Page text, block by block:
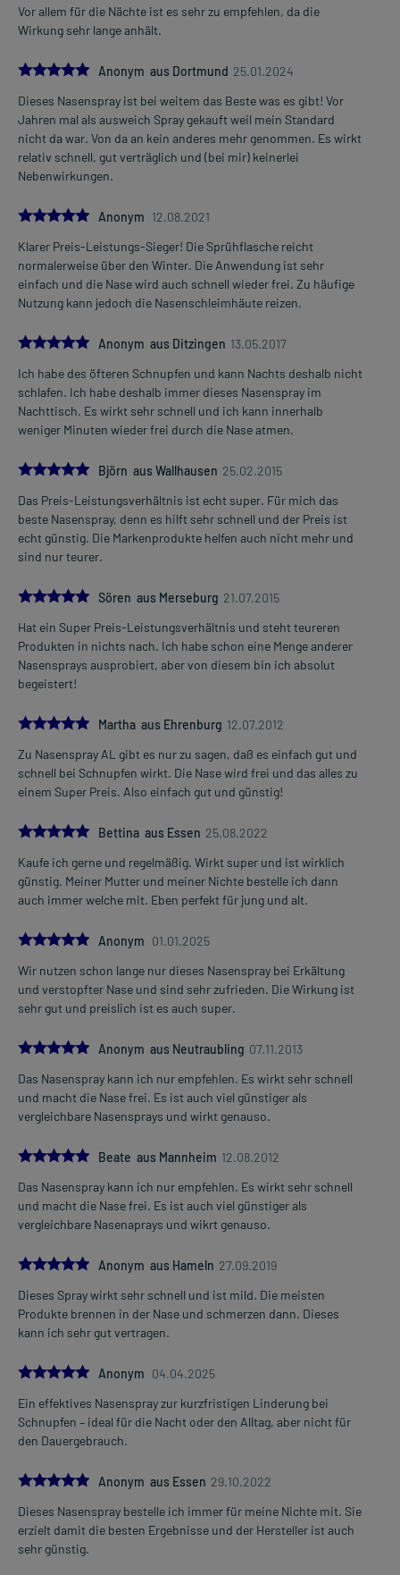
Vor allem für die Nächte ist es sehr zu empfehlen, da die
Wirkung sehr lange anhält.
5.0Anonym aus Dortmund 25.01.2024
Dieses Nasenspray ist bei weitem das Beste was es gibt! Vor
Jahren mal als ausweich Spray gekauft weil mein Standard
nicht da war. Von da an kein anderes mehr genommen. Es wirkt
relativ schnell, gut verträglich und (bei mir) keinerlei
Nebenwirkungen.
5.0Anonym 12.08.2021
Klarer Preis-Leistungs-Sieger! Die Sprühflasche reicht
normalerweise über den Winter. Die Anwendung ist sehr
einfach und die Nase wird auch schnell wieder frei. Zu häufige
Nutzung kann jedoch die Nasenschleimhäute reizen.
5.0Anonym aus Ditzingen 13.05.2017
Ich habe des öfteren Schnupfen und kann Nachts deshalb nicht
schlafen. Ich habe deshalb immer dieses Nasenspray im
Nachttisch. Es wirkt sehr schnell und ich kann innerhalb
weniger Minuten wieder frei durch die Nase atmen.
5.0
Björn aus Wallhausen 25.02.2015
Das Preis-Leistungsverhältnis ist echt super. Für mich das
beste Nasenspray, denn es hilft sehr schnell und der Preis ist
echt günstig. Die Markenprodukte helfen auch nicht mehr und
sind nur teurer.
5.0
Sören aus Merseburg 21.07.2015
Hat ein Super Preis-Leistungsverhältnis und steht teureren
Produkten in nichts nach. Ich habe schon eine Menge anderer
Nasensprays ausprobiert, aber von diesem bin ich absolut
begeistert!
5.0
Martha aus Ehrenburg 12.07.2012
Zu Nasenspray AL gibt es nur zu sagen, daß es einfach gut und
schnell bei Schnupfen wirkt. Die Nase wird frei und das alles zu
einem Super Preis. Also einfach gut und günstig!
5.0
Bettina aus Essen 25.08.2022
Kaufe ich gerne und regelmäßig. Wirkt super und ist wirklich
günstig. Meiner Mutter und meiner Nichte bestelle ich dann
auch immer welche mit. Eben perfekt für jung und alt.
5.0Anonym 01.01.2025
Wir nutzen schon lange nur dieses Nasenspray bei Erkältung
und verstopfter Nase und sind sehr zufrieden. Die Wirkung ist
sehr gut und preislich ist es auch super.
5.0Anonym aus Neutraubling 07.11.2013
Das Nasenspray kann ich nur empfehlen. Es wirkt sehr schnell
und macht die Nase frei. Es ist auch viel günstiger als
vergleichbare Nasensprays und wirkt genauso.
5.0
Beate aus Mannheim 12.08.2012
Das Nasenspray kann ich nur empfehlen. Es wirkt sehr schnell
und macht die Nase frei. Es ist auch viel günstiger als
vergleichbare Nasenaprays und wikrt genauso.
5.0Anonym aus Hameln 27.09.2019
Dieses Spray wirkt sehr schnell und ist mild. Die meisten
Produkte brennen in der Nase und schmerzen dann. Dieses
kann ich sehr gut vertragen.
5.0Anonym 04.04.2025
Ein effektives Nasenspray zur kurzfristigen Linderung bei
Schnupfen – ideal für die Nacht oder den Alltag, aber nicht für
den Dauergebrauch.
5.0Anonym aus Essen 29.10.2022
Dieses Nasenspray bestelle ich immer für meine Nichte mit. Sie
erzielt damit die besten Ergebnisse und der Hersteller ist auch
sehr günstig.